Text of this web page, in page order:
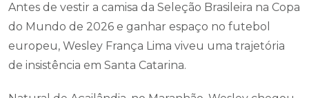
Antes de vestir a camisa da Seleção Brasileira na Copa
do Mundo de 2026 e ganhar espaço no futebol
europeu, Wesley França Lima viveu uma trajetória
de insistência em Santa Catarina.